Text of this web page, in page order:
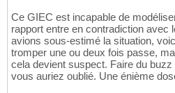
Ce GIEC est incapable de
rapport entre en contradiction avec
avions sous-estimé la situation,
tromper une ou deux fois passe,
cela devient suspect. Faire du
vous auriez oublié. Une énième